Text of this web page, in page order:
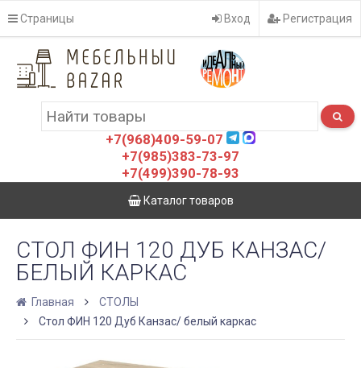
Страницы Вход Регистрация
+7(968)409-59-07
+7(985)383-73-97
+7(499)390-78-93
Каталог товаров
СТОЛ ФИН 120 ДУБ КАНЗАС/
БЕЛЫЙ КАРКАС
Главная
СТОЛЫ
Стол ФИН 120 Дуб Канзас/ белый каркас